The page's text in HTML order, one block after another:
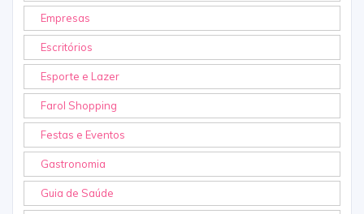
Empresas
Escritórios
Esporte e Lazer
Farol Shopping
Festas e Eventos
Gastronomia
Guia de Saúde